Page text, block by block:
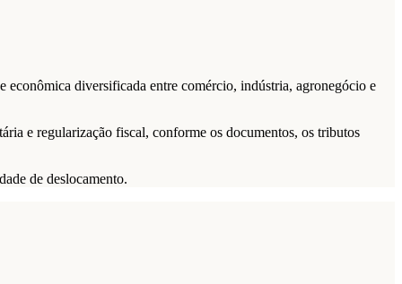
econômica diversificada entre comércio, indústria, agronegócio e
e regularização fiscal, conforme os documentos, os tributos
de deslocamento.